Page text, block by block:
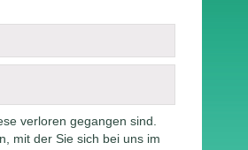
verloren gegangen sind.
mit der Sie sich bei uns im